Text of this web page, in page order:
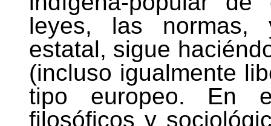
leyes, las normas,
estatal, sigue
(incluso igualmente
tipo europeo. En
filosóficos y